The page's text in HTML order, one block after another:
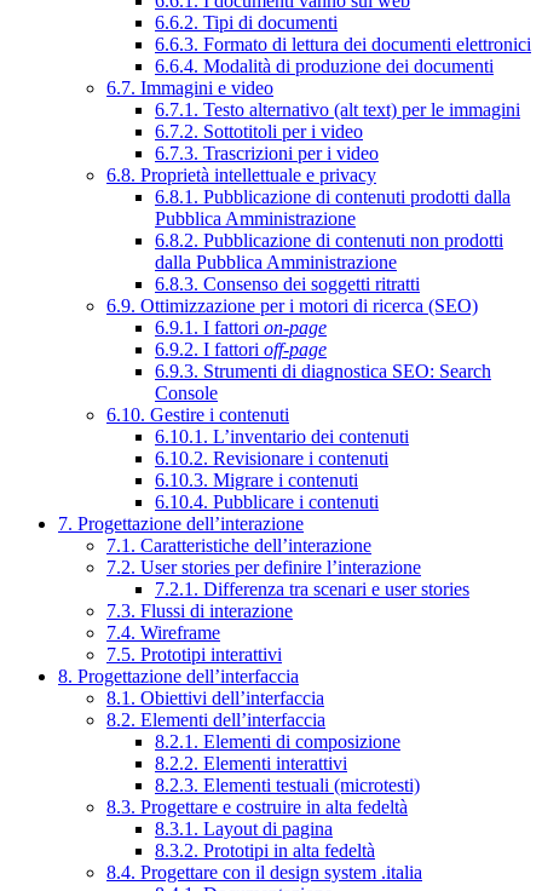
6.6.2. Tipi di documenti
6.6.3. Formato di lettura dei documenti elettronici
6.6.4. Modalità di produzione dei documenti
6.7. Immagini e video
6.7.1. Testo alternativo (alt text) per le immagini
6.7.2. Sottotitoli per i video
6.7.3. Trascrizioni per i video
6.8. Proprietà intellettuale e privacy
6.8.1. Pubblicazione di contenuti prodotti dalla
Pubblica Amministrazione
6.8.2. Pubblicazione di contenuti non prodotti
dalla Pubblica Amministrazione
6.8.3. Consenso dei soggetti ritratti
6.9. Ottimizzazione per i motori di ricerca (SEO)
6.9.1. I fattori on-page
6.9.2. I fattori off-page
6.9.3. Strumenti di diagnostica SEO: Search
Console
6.10. Gestire i contenuti
6.10.1. L’inventario dei contenuti
6.10.2. Revisionare i contenuti
6.10.3. Migrare i contenuti
6.10.4. Pubblicare i contenuti
7. Progettazione dell’interazione
7.1. Caratteristiche dell’interazione
7.2. User stories per definire l’interazione
7.2.1. Differenza tra scenari e user stories
7.3. Flussi di interazione
7.4. Wireframe
7.5. Prototipi interattivi
8. Progettazione dell’interfaccia
8.1. Obiettivi dell’interfaccia
8.2. Elementi dell’interfaccia
8.2.1. Elementi di composizione
8.2.2. Elementi interattivi
8.2.3. Elementi testuali (microtesti)
8.3. Progettare e costruire in alta fedeltà
8.3.1. Layout di pagina
8.3.2. Prototipi in alta fedeltà
8.4. Progettare con il design system .italia